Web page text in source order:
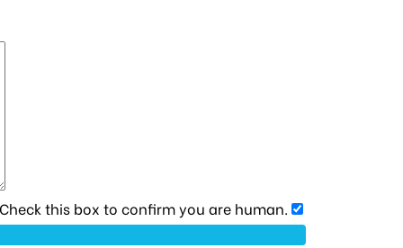
this box to confirm you are human.